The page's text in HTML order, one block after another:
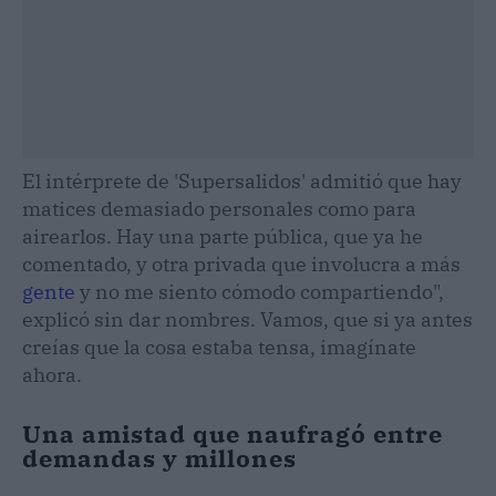
El intérprete de 'Supersalidos' admitió que hay
matices demasiado personales como para
airearlos. Hay una parte pública, que ya he
comentado, y otra privada que involucra a más
gente y no me siento cómodo compartiendo",
explicó sin dar nombres. Vamos, que si ya antes
creías que la cosa estaba tensa, imagínate
ahora.
Una amistad que naufragó entre
demandas y millones